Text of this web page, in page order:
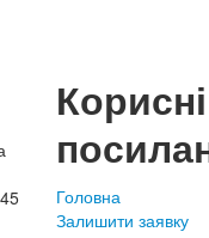
Корисні
Головна
Залишити заявку